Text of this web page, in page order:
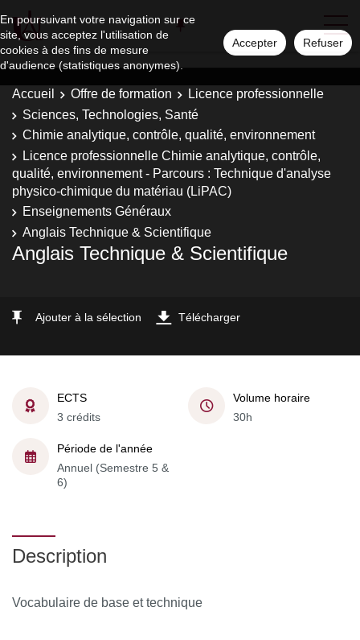
En poursuivant votre navigation sur ce
site, vous acceptez l'utilisation de
cookies à des fins de mesure
d'audience (statistiques anonymes).
Accepter Refuser
Accueil Offre de formation
Licence professionnelle
Sciences, Technologies, Santé
Chimie analytique, contrôle, qualité, environnement
Licence professionnelle Chimie analytique, contrôle,
qualité, environnement - Parcours : Technique d'analyse
physico-chimique du matériau (LiPAC)
Enseignements Généraux
Anglais Technique & Scientifique
Anglais Technique & Scientifique
Ajouter à la sélection Télécharger
ECTS
3 crédits
Volume horaire
30h
Période de l'année
Annuel (Semestre 5 &
6)
Description
Vocabulaire de base et technique